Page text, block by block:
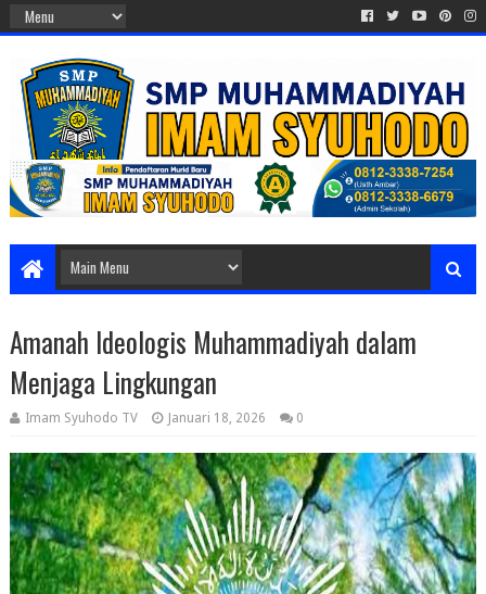
Amanah Ideologis Muhammadiyah dalam
Menjaga Lingkungan
Imam Syuhodo TV Januari 18, 2026 0